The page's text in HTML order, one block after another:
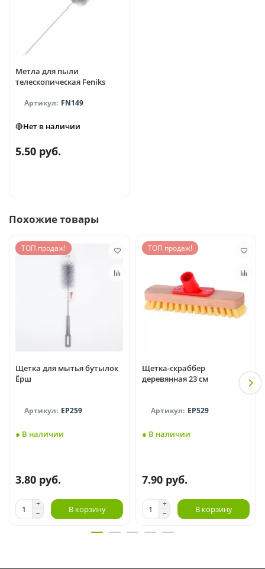
Метла для пыли
телескопическая Feniks
FN149
🔴Нет в наличии
5.50 руб.
Похожие товары
ТОП продаж!
Щетка для мытья бутылок
Ёрш
EP259
● В наличии
3.80 руб.
В корзину
ТОП продаж!
Щетка-скраббер
деревянная 23 см
EP529
● В наличии
7.90 руб.
В корзину